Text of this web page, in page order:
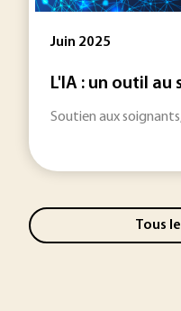
Juin 2025
L'IA : un outil au
Soutien aux
Tous